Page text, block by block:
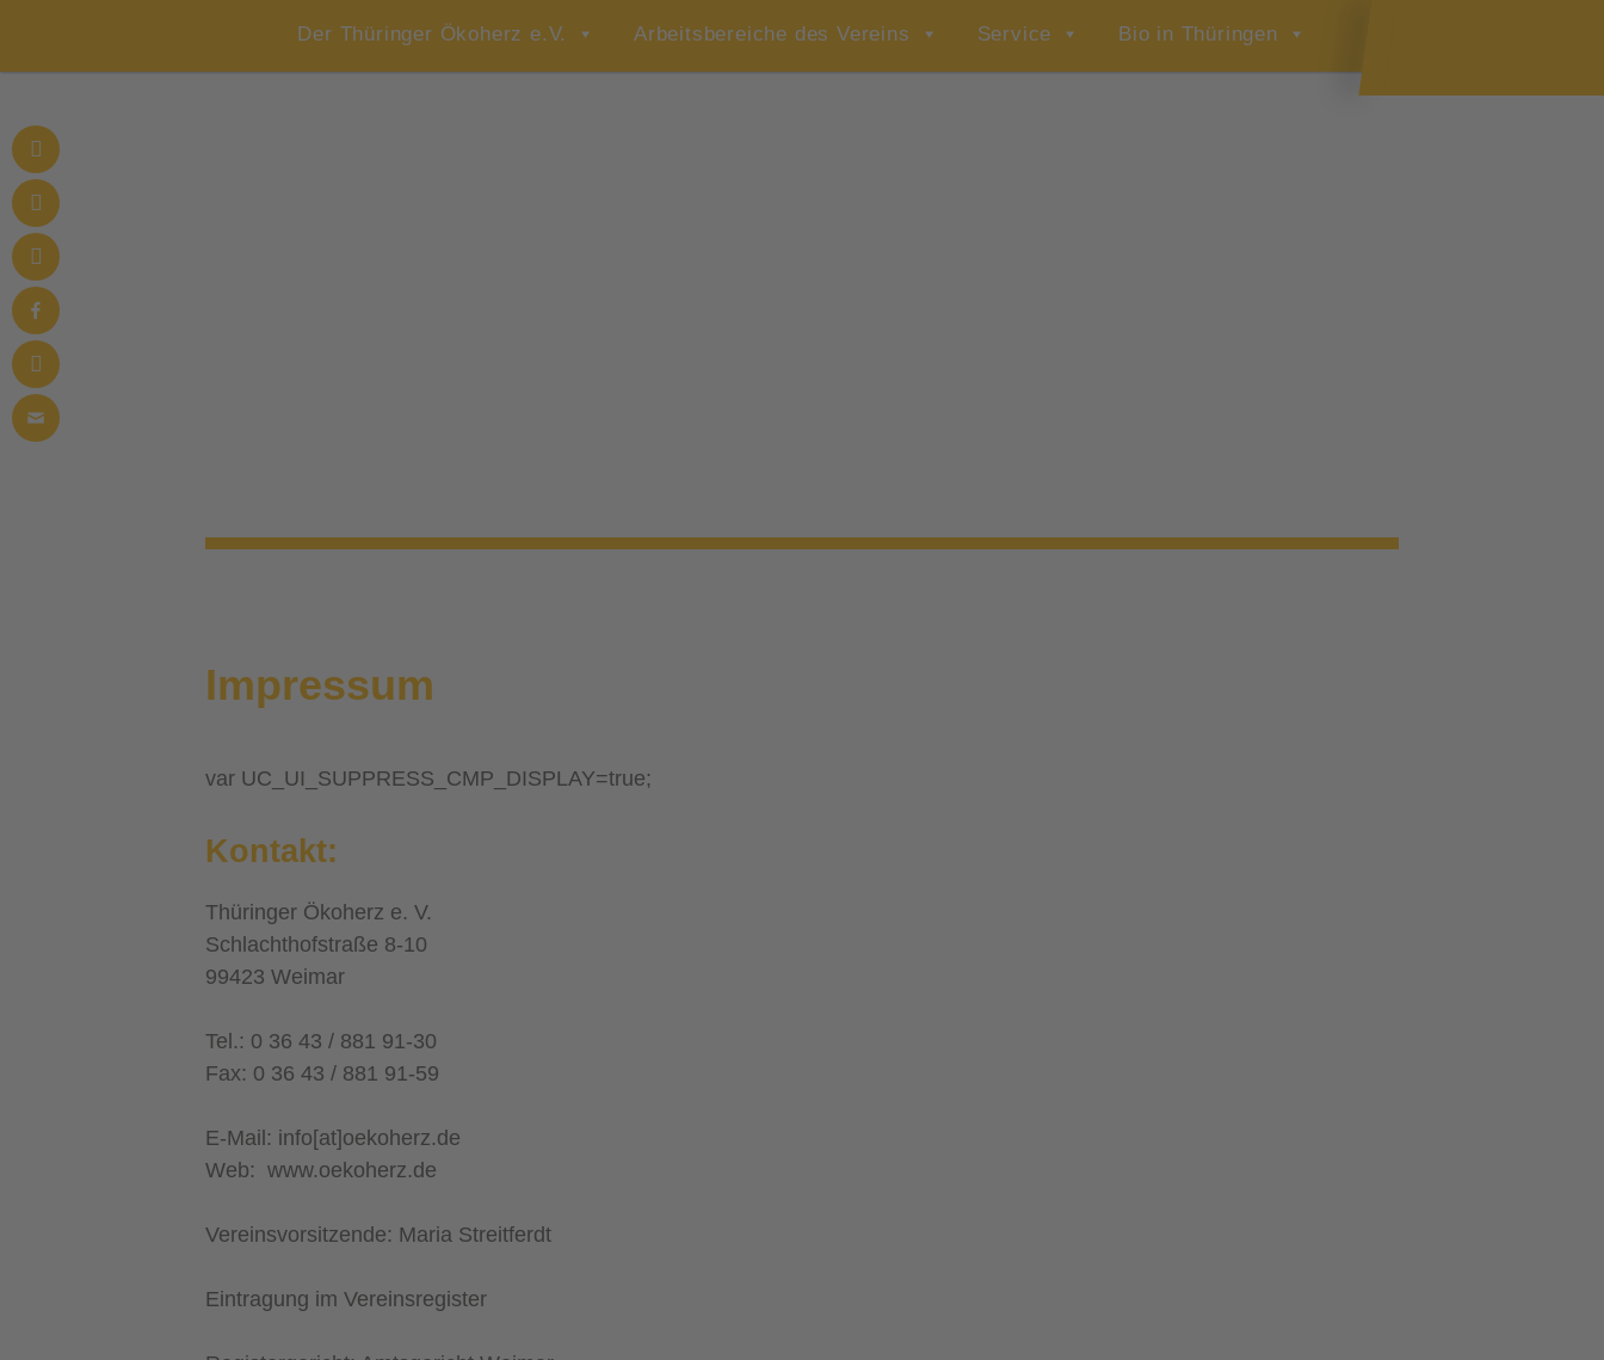
Der Thüringer Ökoherz e.V. Arbeitsbereiche des Vereins Service Bio in Thüringen
Impressum
var UC_UI_SUPPRESS_CMP_DISPLAY=true;
Kontakt:
Thüringer Ökoherz e. V.
Schlachthofstraße 8-10
99423 Weimar
Tel.: 0 36 43 / 881 91-30
Fax: 0 36 43 / 881 91-59
E-Mail: info[at]oekoherz.de
Web: www.oekoherz.de
Vereinsvorsitzende: Maria Streitferdt
Eintragung im Vereinsregister